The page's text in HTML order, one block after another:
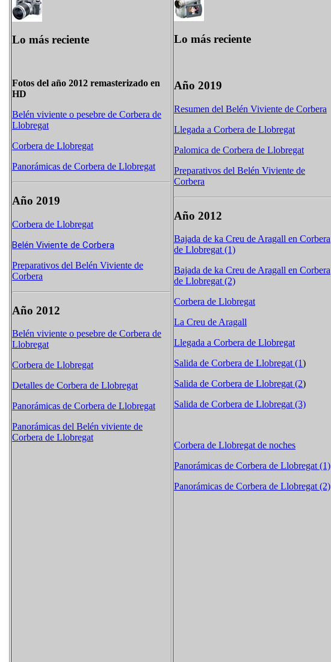
Lo más reciente
Fotos del año 2012 remasterizado en
HD
Belén viviente o pesebre de Corbera de
Llobregat
Corbera de Llobregat
Panorámicas de Corbera de Llobregat
Año 2019
Corbera de Llobregat
Belén Viviente de Corbera
Preparativos del Belén Viviente de
Corbera
Año 2012
Belén viviente o pesebre de Corbera de
Llobregat
Corbera de Llobregat
Detalles de Corbera de Llobregat
Panorámicas de Corbera de Llobregat
Panorámicas del Belén viviente de
Corbera de Llobregat
Lo más reciente
Año 2019
Resumen del Belén Viviente de Corbera
Llegada a Corbera de Llobregat
Palomica de Corbera de Llobregat
Preparativos del Belén Viviente de
Corbera
Año 2012
Bajada de ka Creu de Aragall en Corbera
de Llobregat (1)
Bajada de ka Creu de Aragall en Corbera
de Llobregat (2)
Corbera de Llobregat
La Creu de Aragall
Llegada a Corbera de Llobregat
Salida de Corbera de Llobregat (1)
Salida de Corbera de Llobregat (2)
Salida de Corbera de Llobregat (3)
Corbera de Llobregat de noches
Panorámicas de Corbera de Llobregat (1)
Panorámicas de Corbera de Llobregat (2)